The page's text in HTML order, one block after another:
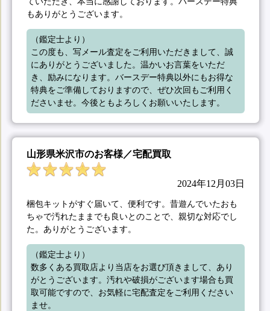
もありがとうございます。
（鑑定士より）
この度も、写メール査定をご利用いただきまして、誠
にありがとうございました。温かいお言葉をいただ
き、励みになります。バースデー特典以外にもお得な
特典をご準備しておりますので、ぜひ次回もご利用く
ださいませ。今後ともよろしくお願いいたします。
山形県米沢市のお客様／宅配買取
2024年12月03日
梱包キットがすぐ届いて、便利です。昔遊んでいたおも
ちゃで汚れたままでも良いとのことで、親切な対応でし
た。ありがとうございます。
（鑑定士より）
数多くある買取店より当店をお選び頂きまして、あり
がとうございます。汚れや破損がございます場合も買
取可能ですので、お気軽に宅配査定をご利用ください
ませ。